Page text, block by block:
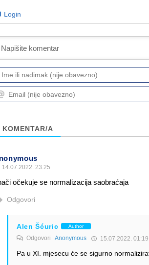
Login
KOMENTAR/A
14.07.2022. 23:25
očekuje se normalizacija saobraćaja
Odgovori
Alen Šćuric Author
Odgovori Anonymous 15.07.2022. 01:19
Pa u XI. mjesecu će se sigurno